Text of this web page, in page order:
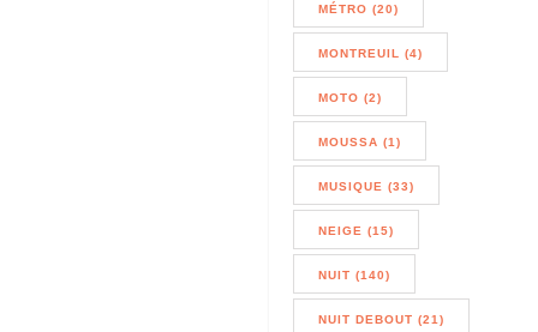
MÉTRO (20)
MONTREUIL (4)
MOTO (2)
MOUSSA (1)
MUSIQUE (33)
NEIGE (15)
NUIT (140)
NUIT DEBOUT (21)